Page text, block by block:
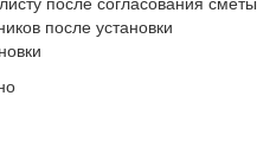
после установки